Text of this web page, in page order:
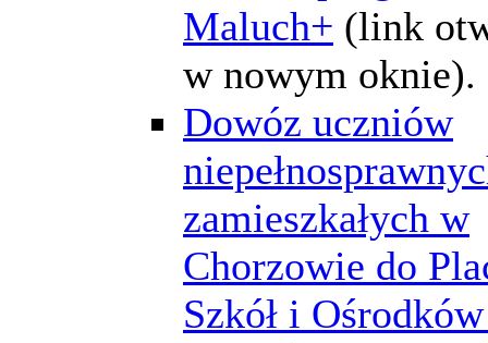
Maluch+ (link
w nowym oknie).
Dowóz uczniów
zamieszkałych w
Chorzowie do
Szkół i